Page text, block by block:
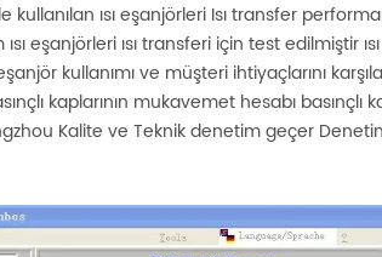
ısı eşanjörleri Isı transfer
ısı eşanjörleri ısı transferi için test edilmiştir
kullanımı ve müşteri ihtiyaçlarını
kaplarının mukavemet hesabı basınçlı
Kalite ve Teknik denetim geçer